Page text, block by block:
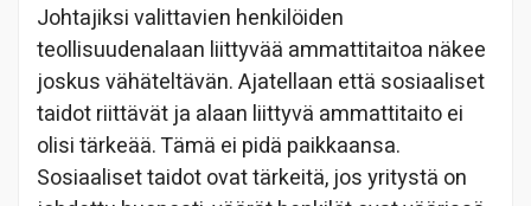
Johtajiksi valittavien henkilöiden
teollisuudenalaan liittyvää ammattitaitoa näkee
joskus vähäteltävän. Ajatellaan että sosiaaliset
taidot riittävät ja alaan liittyvä ammattitaito ei
olisi tärkeää. Tämä ei pidä paikkaansa.
Sosiaaliset taidot ovat tärkeitä, jos yritystä on